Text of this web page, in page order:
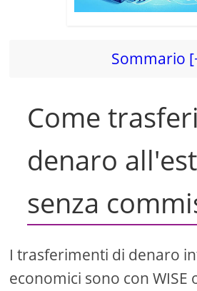
Sommario
Come
denaro
senza
I trasferimenti di denaro
economici sono con WISE